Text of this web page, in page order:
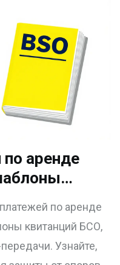
аренде
по аренде
квитанций БСО,
Узнайте,